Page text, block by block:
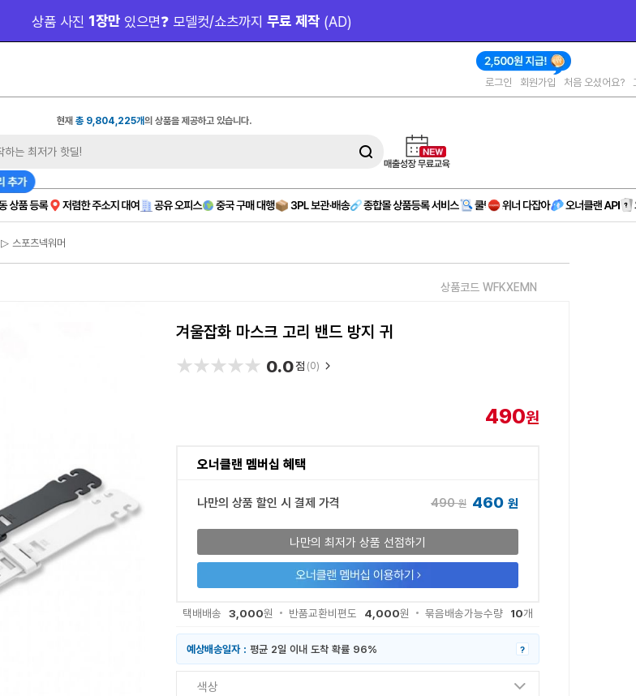
상품 사진 1장만 있으면❓ 모델컷/쇼츠까지 무료 제작 (AD)
로그인 회원가입 처음 오셨어요?
현재총 9,804,225개의 상품을 제공하고 있습니다.
▷ 스포츠넥워머
상품코드 WFKXEMN
겨울잡화 마스크 고리 밴드 방지 귀
★★★★★
★★★★★ 0.0점 (0)
490원
오너클랜 멤버십 혜택
나만의 상품 할인 시 결제 가격 490원 460 원
나만의 최저가 상품 선점하기
택배배송 3,000원 반품교환비편도 4,000원 묶음배송가능수량 10개
예상배송일자 : 평균 2일 이내 도착 확률 96% ?
색상